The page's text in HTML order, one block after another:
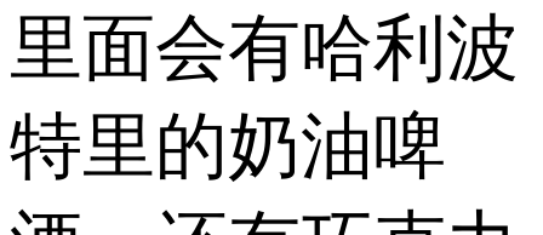
里面会有哈利波
特里的奶油啤